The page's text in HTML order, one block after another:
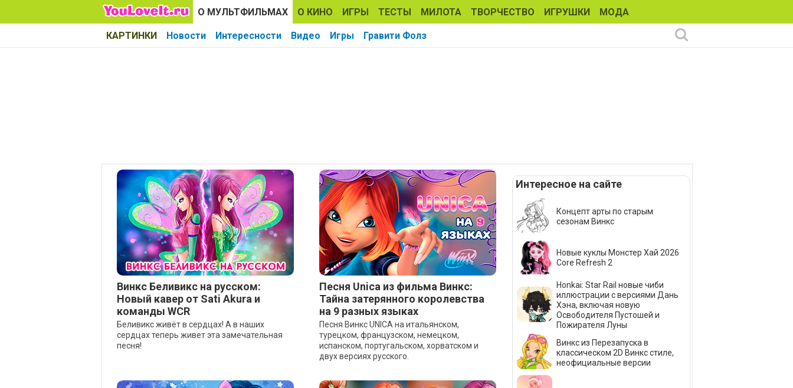
О МУЛЬТФИЛЬМАХ О КИНО ИГРЫ ТЕСТЫ МИЛОТА ТВОРЧЕСТВО ИГРУШКИ МОДА
КАРТИНКИ Новости Интересности Видео Игры Гравити Фолз
Винкс Беливикс на русском:
Новый кавер от Sati Akura и
команды WCR
Беливикс живёт в сердцах! А в наших
сердцах теперь живет эта замечательная
песня!
Песня Unica из фильма Винкс:
Тайна затерянного королевства
на 9 разных языках
Песня Винкс UNICA на итальянском,
турецком, французском, немецком,
испанском, португальском, хорватском и
двух версиях русского.
Интересное на сайте
Концепт арты по старым
сезонам Винкс
Новые куклы Монстер Хай 2026
Core Refresh 2
Honkai: Star Rail новые чиби
иллюстрации с версиями Дань
Хэна, включая новую
Освободителя Пустошей и
Пожирателя Луны
Винкс из Перезапуска в
классическом 2D Винкс стиле,
неофициальные версии